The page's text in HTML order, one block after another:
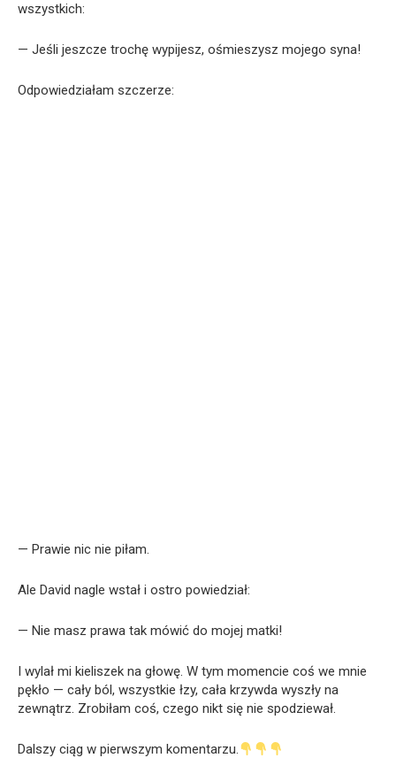
wszystkich:
— Jeśli jeszcze trochę wypijesz, ośmieszysz mojego syna!
Odpowiedziałam szczerze:
— Prawie nic nie piłam.
Ale David nagle wstał i ostro powiedział:
— Nie masz prawa tak mówić do mojej matki!
I wylał mi kieliszek na głowę. W tym momencie coś we mnie
pękło — cały ból, wszystkie łzy, cała krzywda wyszły na
zewnątrz. Zrobiłam coś, czego nikt się nie spodziewał.
Dalszy ciąg w pierwszym komentarzu.